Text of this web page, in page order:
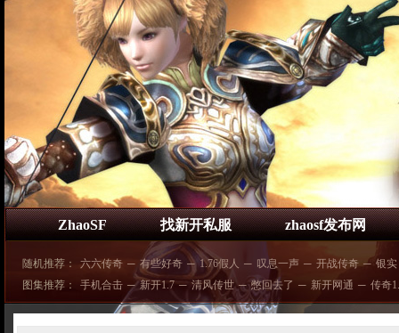
ZhaoSF 找新开私服 zhaosf发布网
随机推荐： 六六传奇 ─ 有些好奇 ─ 1.76假人 ─ 叹息一声 ─ 开战传奇 ─ 银实
图集推荐：
手机合击 ─ 新开1.7 ─ 清风传世 ─ 憋回去了 ─ 新开网通 ─ 传奇